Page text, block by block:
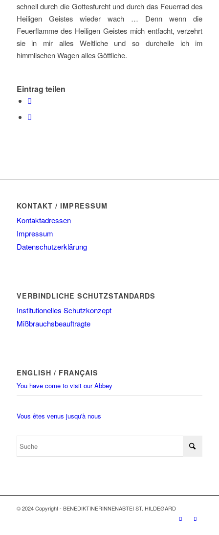
schnell durch die Gottesfurcht und durch das Feuerrad des
Heiligen Geistes wieder wach … Denn wenn die
Feuerflamme des Heiligen Geistes mich entfacht, verzehrt
sie in mir alles Weltliche und so durcheile ich im
himmlischen Wagen alles Göttliche.
Eintrag teilen
KONTAKT / IMPRESSUM
Kontaktadressen
Impressum
Datenschutzerklärung
VERBINDLICHE SCHUTZSTANDARDS
Institutionelles Schutzkonzept
Mißbrauchsbeauftragte
ENGLISH / FRANÇAIS
You have come to visit our Abbey
Vous êtes venus jusqu'à nous
© 2024 Copyright - BENEDIKTINERINNENABTEI ST. HILDEGARD